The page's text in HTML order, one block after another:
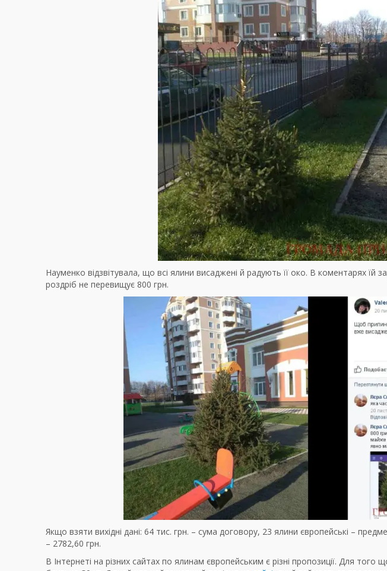
Науменко відзвітувала, що всі ялини висаджені й радують її око. В коментарях їй
роздріб не перевищує 800 грн.
Якщо взяти вихідні дані: 64 тис. грн. – сума договору, 23 ялини європейські –
– 2782,60 грн.
В Інтернеті на різних сайтах по ялинам європейським є різні пропозиції. Для